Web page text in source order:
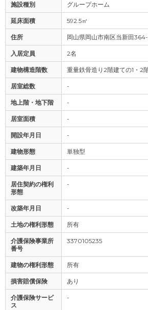
施設種別 グループホーム
延床面積 592.5㎡
住所 岡山県岡山市南区当新田
入居定員 2名
建物構造階数 重量鉄骨造り2階建ての1・2
居室総数 -
地上階・地下階 -
居室面積 -
開設年月日 -
建物形態 単独型
建築年月日 -
居住契約の権利
形態
-
改築年月日 -
土地の権利形態 所有
介護保険事業所
番号
3370105235
建物の権利形態 所有
損害賠償保険 あり
介護保険サービ
ス
-